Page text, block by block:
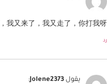
我又来了，我又走了，你打我呀
رد
يقول Jolene2373
: